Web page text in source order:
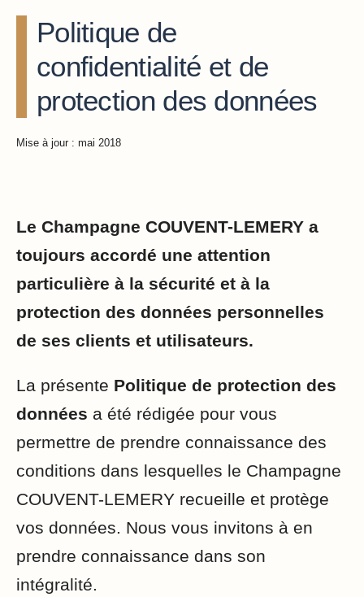
Politique de
confidentialité et de
protection des données
Mise à jour : mai 2018
Le Champagne COUVENT-LEMERY a
toujours accordé une attention
particulière à la sécurité et à la
protection des données personnelles
de ses clients et utilisateurs.
La présente Politique de protection des
données a été rédigée pour vous
permettre de prendre connaissance des
conditions dans lesquelles le Champagne
COUVENT-LEMERY recueille et protège
vos données. Nous vous invitons à en
prendre connaissance dans son
intégralité.